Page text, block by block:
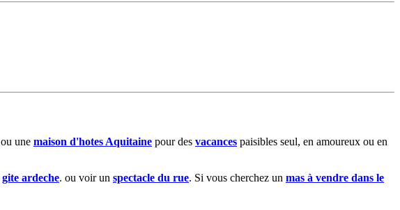
ou une maison d'hotes Aquitaine pour des vacances paisibles seul, en amoureux ou en
gite ardeche. ou voir un spectacle du rue. Si vous cherchez un mas à vendre dans le